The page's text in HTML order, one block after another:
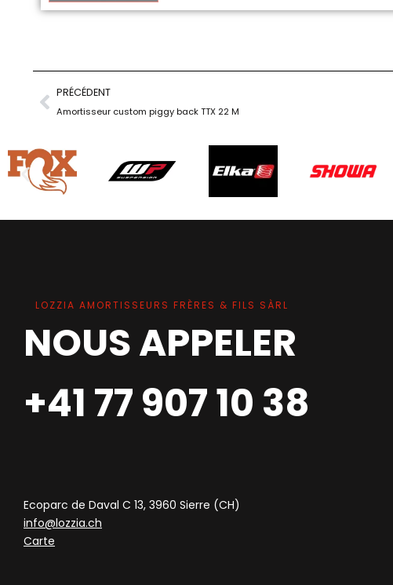
PRÉCÉDENT
Amortisseur custom piggy back TTX 22 M
LOZZIA AMORTISSEURS FRÈRES & FILS SÀRL
NOUS APPELER
+41 77 907 10 38
Ecoparc de Daval C 13, 3960 Sierre (CH)
info@lozzia.ch
Carte